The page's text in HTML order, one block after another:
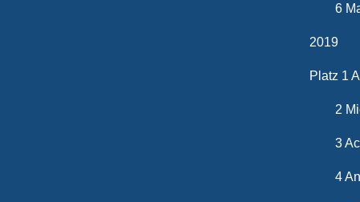
6
2019
Platz 1
2
3
4